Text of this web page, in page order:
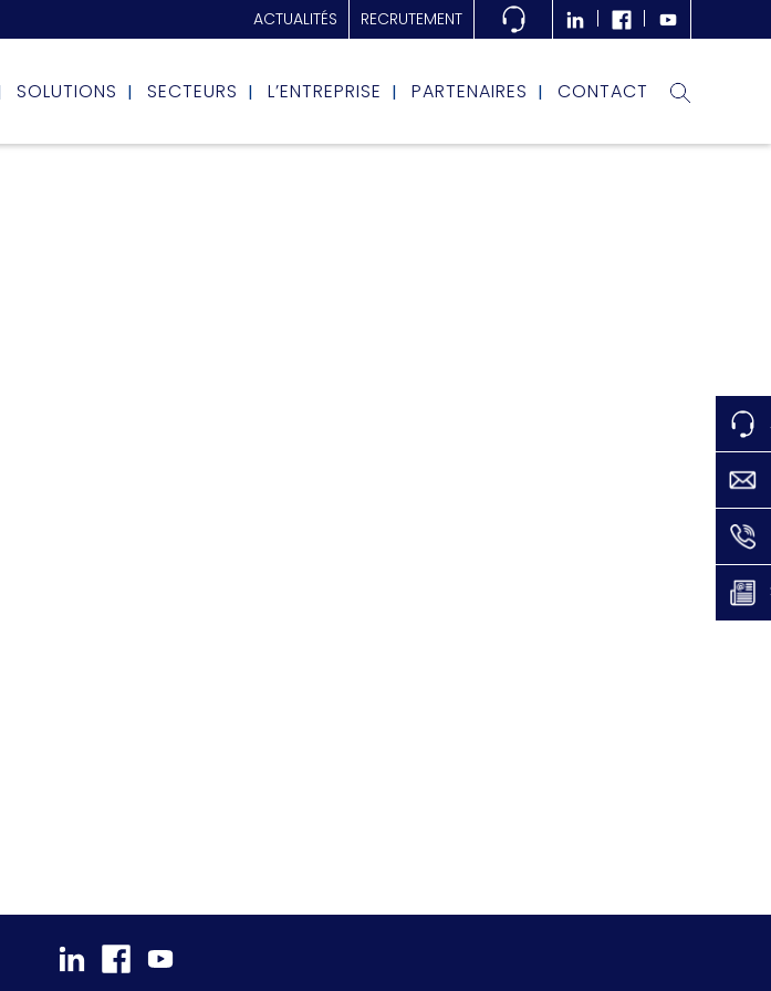
ACTUALITÉS RECRUTEMENT
SOLUTIONS SECTEURS L’ENTREPRISE PARTENAIRES CONTACT